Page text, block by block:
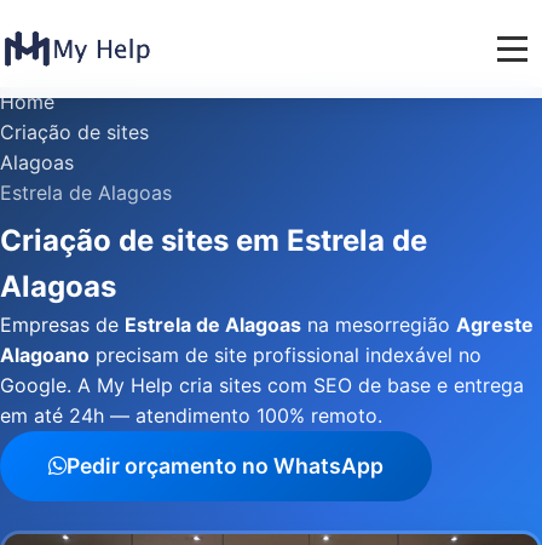
Home
Criação de sites
Alagoas
Estrela de Alagoas
Criação de sites em Estrela de
Alagoas
Empresas de Estrela de Alagoas na mesorregião Agreste
Alagoano precisam de site profissional indexável no
Google. A My Help cria sites com SEO de base e entrega
em até 24h — atendimento 100% remoto.
Pedir orçamento no WhatsApp